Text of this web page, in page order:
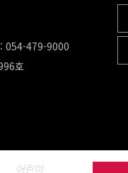
054-479-9000
호
어린이